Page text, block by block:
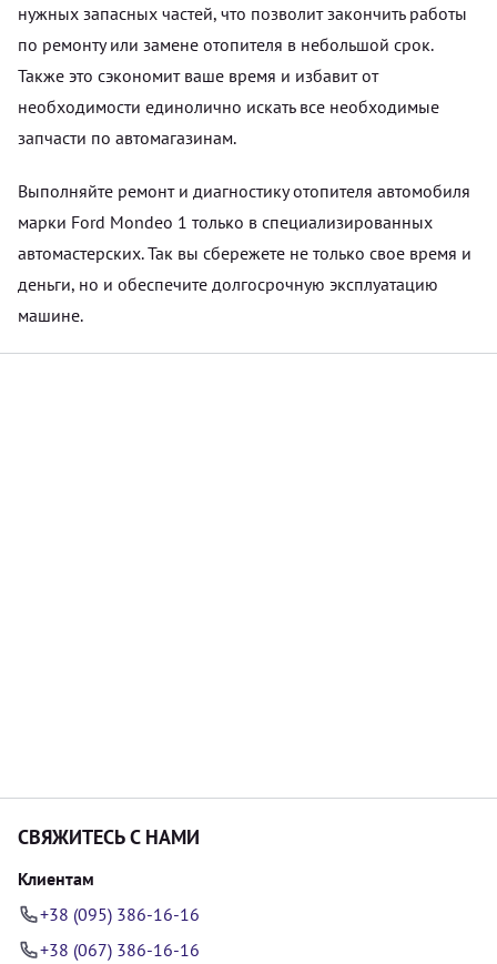
нужных запасных частей, что позволит закончить работы
по ремонту или замене отопителя в небольшой срок.
Также это сэкономит ваше время и избавит от
необходимости единолично искать все необходимые
запчасти по автомагазинам.
Выполняйте ремонт и диагностику отопителя автомобиля
марки Ford Mondeo 1 только в специализированных
автомастерских. Так вы сбережете не только свое время и
деньги, но и обеспечите долгосрочную эксплуатацию
машине.
СВЯЖИТЕСЬ С НАМИ
Клиентам
+38 (095) 386-16-16
+38 (067) 386-16-16